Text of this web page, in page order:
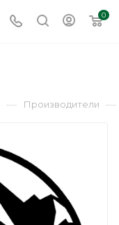
0
— Производители —